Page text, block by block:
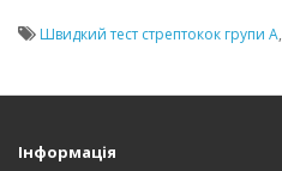
Швидкий тест стрептокок групи А,
Інформація